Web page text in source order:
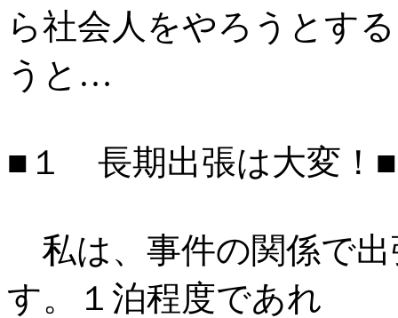
ら社会人をやろうとす
うと…
■１ 長期出張は大変！■
私は、事件の関係で
す。１泊程度であれ